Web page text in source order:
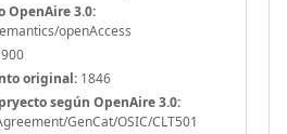
OpenAire 3.0:
openAccess
original: 1846
según OpenAire 3.0:
GenCat/OSIC/CLT501